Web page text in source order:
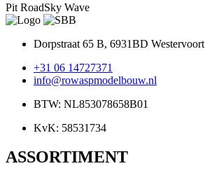
Pit RoadSky Wave
Dorpstraat 65 B, 6931BD Westervoort
+31 06 14727371
info@rowaspmodelbouw.nl
BTW: NL853078658B01
KvK: 58531734
ASSORTIMENT